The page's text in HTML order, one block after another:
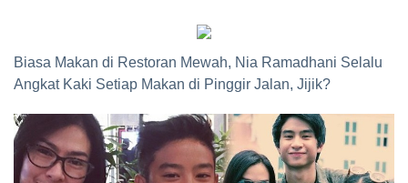
Biasa Makan di Restoran Mewah, Nia Ramadhani Selalu
Angkat Kaki Setiap Makan di Pinggir Jalan, Jijik?